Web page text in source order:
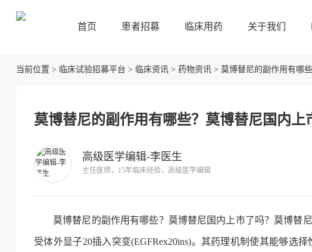
首页 患者招募 临床用药 关于我们
当前位置 > 临床试验招募平台 > 临床资讯 > 药物资讯 > 莫博替尼的副作用有哪
莫博替尼的副作用有哪些？莫博替尼国内上
高级医学编辑-李医生
主任医师，15年临床经验，高级医学编辑
莫博替尼的副作用有哪些？莫博替尼国内上市了吗？莫博替
受体外显子20插入突变(EGFRex20ins)。其药理机制使其能够选